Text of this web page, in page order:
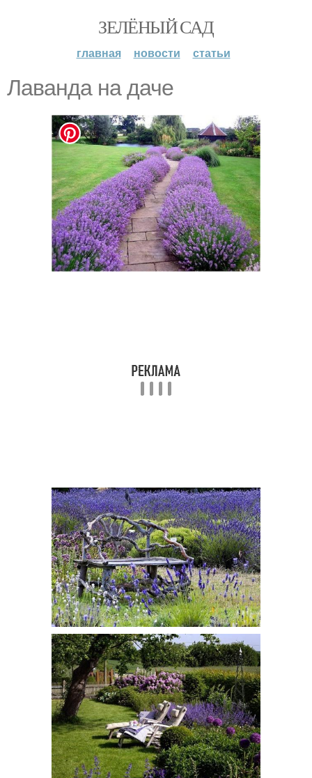
ЗЕЛЁНЫЙ САД
главная новости статьи
Лаванда на даче